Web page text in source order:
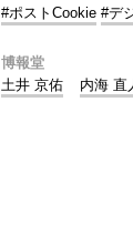
#ポストCookie #デ
博報堂
土井 京佑
内海 直